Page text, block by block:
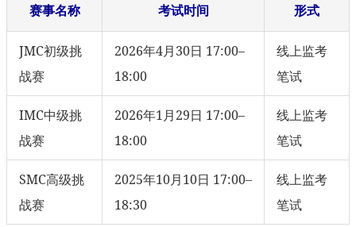
赛事名称 考试时间 形式
JMC初级挑
战赛
2026年4月30日 17:00–
18:00
线上监考
笔试
IMC中级挑
战赛
2026年1月29日 17:00–
18:00
线上监考
笔试
SMC高级挑
战赛
2025年10月10日 17:00–
18:30
线上监考
笔试